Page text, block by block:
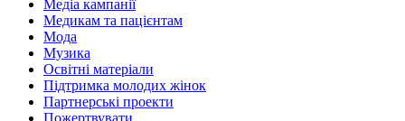
Медіа кампанії
Медикам та пацієнтам
Мода
Музика
Освітні матеріали
Підтримка молодих жінок
Партнерські проекти